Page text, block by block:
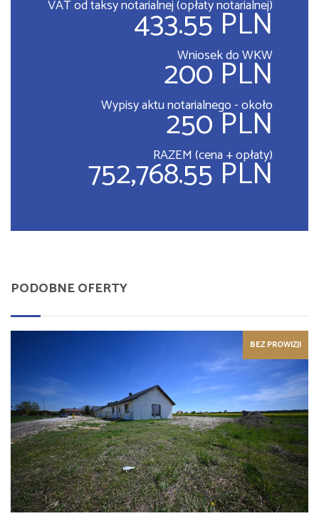
VAT od taksy notarialnej (opłaty notarialnej)
433.55 PLN
Wniosek do WKW
200 PLN
Wypisy aktu notarialnego - około
250 PLN
RAZEM (cena + opłaty)
752,768.55 PLN
PODOBNE OFERTY
BEZ PROWIZJI